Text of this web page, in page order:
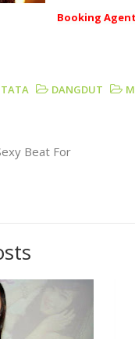
Booking Agent
DANGDUT
Beat For